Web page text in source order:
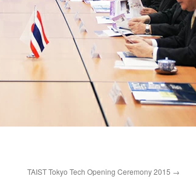
TAIST Tokyo Tech Opening Ceremony 2015 →